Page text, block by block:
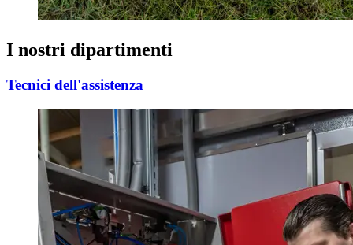
I nostri dipartimenti
Tecnici dell'assistenza